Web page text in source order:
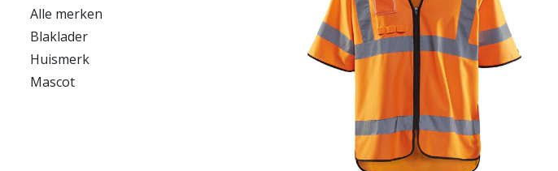
Alle merken
Blaklader
Huismerk
Mascot